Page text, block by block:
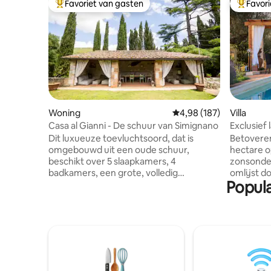
Topfavoriet van gasten
Favoriet van gasten
Woning Gemiddelde
4,98 (187)
Casa al Gianni - De schuur van Simignano
Dit luxueuze toevluchtsoord, dat is
omgebouwd uit een oude schuur,
beschikt over 5 slaapkamers, 4
badkamers, een grote, volledig
ervaring: de plek combineert rustieke
charme met modern comfort. Perfect
Villa
Exclusief
hectare
omlijst
hele jaar
Starlink internet.
olijfgaard,